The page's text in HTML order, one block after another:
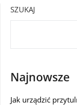
SZUKAJ
Najnowsze
Jak urządzić